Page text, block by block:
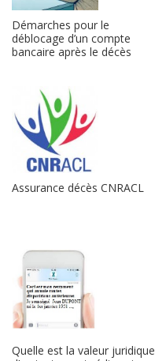
Démarches pour le
déblocage d’un compte
bancaire après le décès
Assurance décès CNRACL
Quelle est la valeur juridique